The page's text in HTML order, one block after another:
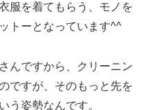
服を着てもらう、モノを
トーとなっています^^
んですから、クリーニン
ですが、そのもっと先を
う姿勢なんです。